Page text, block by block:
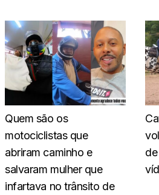
Quem são os
motociclistas que
abriram caminho e
salvaram mulher que
infartava no trânsito de